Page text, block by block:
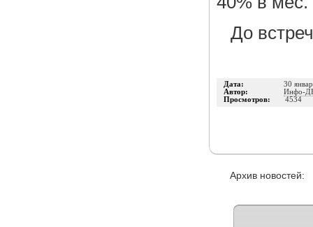
До
Дата: 30
Автор: Инфо-
Просмотров: 4534
Архив